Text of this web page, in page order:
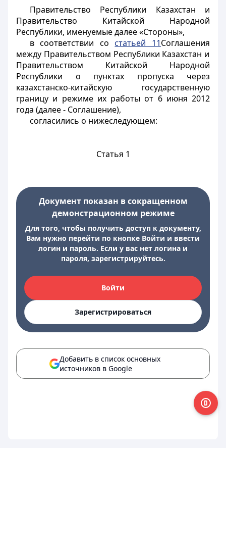
Правительство Республики Казахстан и
Правительство Китайской Народной
Республики, именуемые далее «Стороны»,
в соответствии со статьей 11Соглашения
между Правительством Республики Казахстан и
Правительством Китайской Народной
Республики о пунктах пропуска через
казахстанско-китайскую государственную
границу и режиме их работы от 6 июня 2012
года (далее - Соглашение),
согласились о нижеследующем:
Статья 1
Документ показан в сокращенном
демонстрационном режиме
Для того, чтобы получить доступ к документу,
Вам нужно перейти по кнопке Войти и ввести
логин и пароль. Если у вас нет логина и
пароля, зарегистрируйтесь.
Войти
Зарегистрироваться
Добавить в список основных
источников в Google